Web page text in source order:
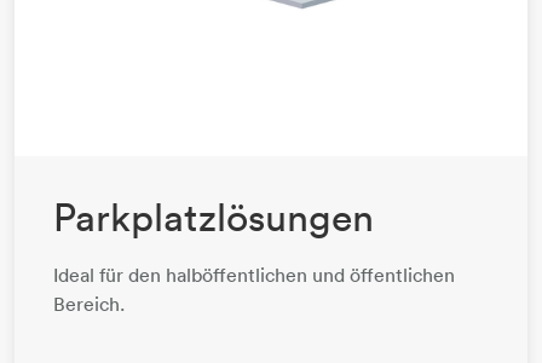
Parkplatzlösungen
Ideal für den halböffentlichen und öffentlichen
Bereich.